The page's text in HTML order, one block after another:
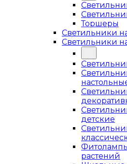
Торшеры
Светильники
Светильники
детские
растений